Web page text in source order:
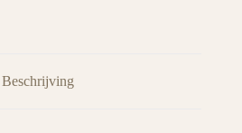
Beschrijving